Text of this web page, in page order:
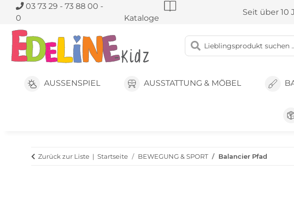
03 73 29 - 73 88 00 -
0
Kataloge
Seit über 10
AUSSENSPIEL AUSSTATTUNG & MÖBEL
Zurück zur Liste Startseite BEWEGUNG & SPORT Balancier Pfad